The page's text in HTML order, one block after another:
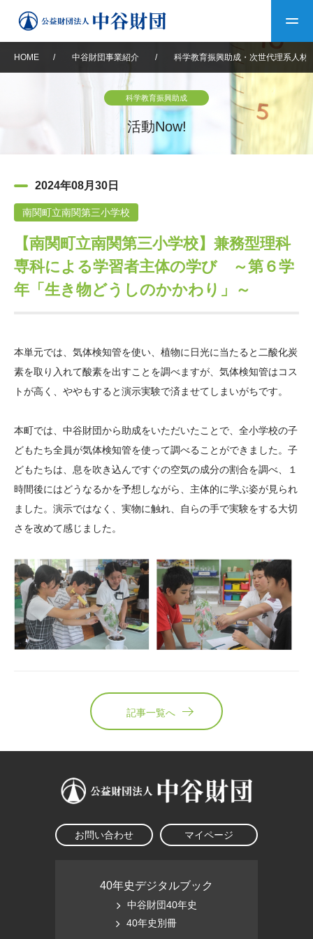
中谷財団について
設立趣意書
沿革 40年史デジタルブック
中谷財団40年史
40年史別冊
年報一覧 中谷財団レポート
中谷財団事業紹介
神戸賞 長期大型研究助成
研究助成 交流助成
ム
科学教育振興助成・
ログラム助成
中谷財団動画紹介
その他情報
その他情報
個人情報保護に関する
アクセス よくあるご質問
サイトマップ 中谷財団アーカイブ
お問い合わせ
日本語 English マイページ
HOME / 中谷財団事業紹介 / 科学教育振興助成・次世代理系人材
科学教育振興助成
活動Now!
2024年08月30日
南関町立南関第三小学校
【南関町立南関第三小学校】兼務型理科
専科による学習者主体の学び ～第６学
年「生き物どうしのかかわり」～
本単元では、気体検知管を使い、植物に日光に当たると二酸化炭
素を取り入れて酸素を出すことを調べますが、気体検知管はコス
トが高く、ややもすると演示実験で済ませてしまいがちです。
本町では、中谷財団から助成をいただいたことで、全小学校の子
どもたち全員が気体検知管を使って調べることができました。子
どもたちは、息を吹き込んですぐの空気の成分の割合を調べ、１
時間後にはどうなるかを予想しながら、主体的に学ぶ姿が見られ
ました。演示ではなく、実物に触れ、自らの手で実験をする大切
さを改めて感じました。
記事一覧へ
お問い合わせ マイページ
40年史デジタルブック
中谷財団40年史
40年史別冊